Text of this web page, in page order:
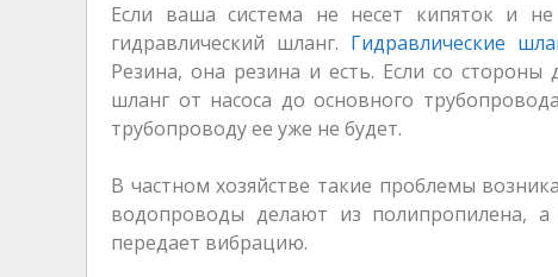
Если ваша система не несет кипяток и
гидравлический шланг. Гидравлические
Резина, она резина и есть. Если со
шланг от насоса до основного
трубопроводу ее уже не будет.
В частном хозяйстве такие проблемы
водопроводы делают из полипропилена,
передает вибрацию.